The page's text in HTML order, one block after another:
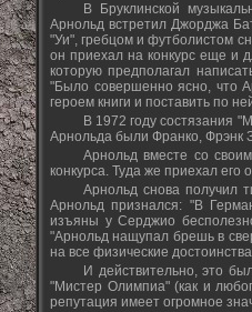
В Бруклинской
Арнольд встретил Джорджа
"Уи", гребцом и футболистом
он приехал на конкурс еще и
которую предполагал
"Было совершенно ясно, что
героем книги и поставить по
В 1972 году состязания
Арнольда были Франко,
Арнольд вместе со
конкурса. Туда же приехал
Арнольд снова получил
Арнольд признался: "В
изъяны у Серджио
"Арнольд нащупал брешь в
на все физические
И действительно, это
"Мистер Олимпиа" (как и
репутация имеет огромное